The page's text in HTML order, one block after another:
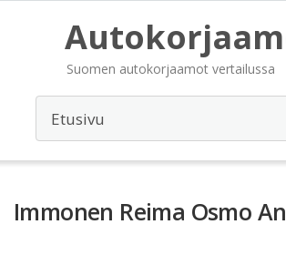
Suomen autokorjaamot vertailussa
Immonen Reima Osmo